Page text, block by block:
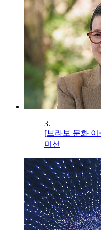
3.
[브라보 문화
미선